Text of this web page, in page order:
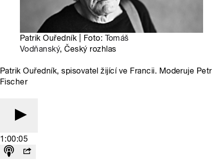
Patrik Ouředník | Foto: Tomáš
Vodňanský, Český rozhlas
Patrik Ouředník, spisovatel žijící ve Francii. Moderuje Petr
Fischer
1:00:05